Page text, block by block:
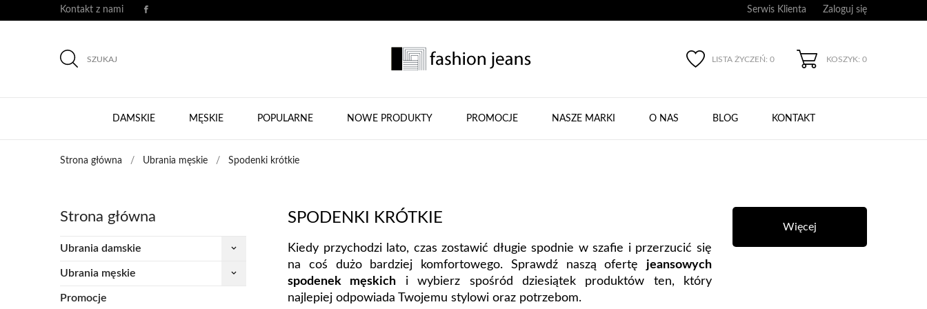
Kontakt z nami Serwis Klienta Zaloguj się
SZUKAJ LISTA ŻYCZEŃ: 0 KOSZYK: 0
DAMSKIE MĘSKIE POPULARNE NOWE PRODUKTY PROMOCJE NASZE MARKI O NAS BLOG KONTAKT
Strona główna Ubrania męskie Spodenki krótkie
Strona główna
Ubrania damskie keyboard_arrow_down
Ubrania męskie keyboard_arrow_down
Promocje
SPODENKI KRÓTKIE
Kiedy przychodzi lato, czas zostawić długie spodnie w szafie i przerzucić się
na coś dużo bardziej komfortowego. Sprawdź naszą ofertę jeansowych
spodenek męskich i wybierz spośród dziesiątek produktów ten, który
najlepiej odpowiada Twojemu stylowi oraz potrzebom.
Więcej